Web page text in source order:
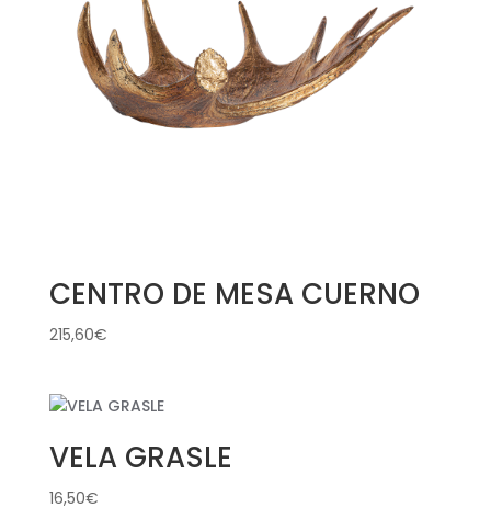
CENTRO DE MESA CUERNO
215,60€
VELA GRASLE
16,50€